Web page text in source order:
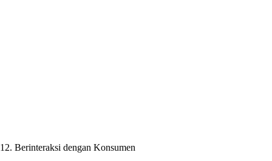
12. Berinteraksi dengan Konsumen